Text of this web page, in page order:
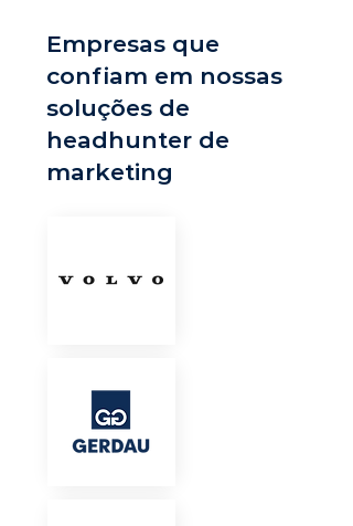
Empresas que
confiam em nossas
soluções de
headhunter de
marketing